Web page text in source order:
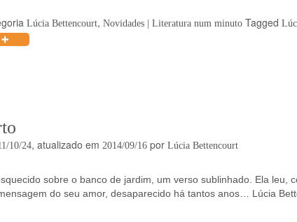
Lúcia Bettencourt, Novidades | Literatura num minuto Tagged
10/24, atualizado em 2014/09/16por Lúcia Bettencourt
sobre o banco de jardim, um verso sublinhado. Ela leu,
do seu amor, desaparecido há tantos anos… Lúcia